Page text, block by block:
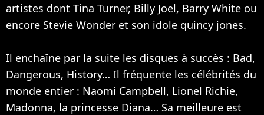
artistes dont Tina Turner, Billy Joel, Barry White ou
encore Stevie Wonder et son idole quincy jones.
Il enchaîne par la suite les disques à succès : Bad,
Dangerous, History… Il fréquente les célébrités du
monde entier : Naomi Campbell, Lionel Richie,
Madonna, la princesse Diana… Sa meilleure est